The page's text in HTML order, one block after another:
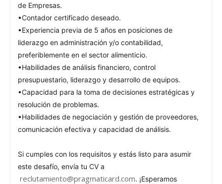
de Empresas.
•Contador certificado deseado.
•Experiencia previa de 5 años en posiciones de
liderazgo en administración y/o contabilidad,
preferiblemente en el sector alimenticio.
•Habilidades de análisis financiero, control
presupuestario, liderazgo y desarrollo de equipos.
•Capacidad para la toma de decisiones estratégicas y
resolución de problemas.
•Habilidades de negociación y gestión de proveedores,
comunicación efectiva y capacidad de análisis.
Si cumples con los requisitos y estás listo para asumir
este desafío, envía tu CV a
reclutamiento@pragmaticard.com. ¡Esperamos